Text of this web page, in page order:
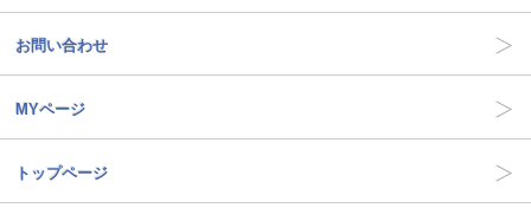
お問い合わせ
MYページ
トップページ